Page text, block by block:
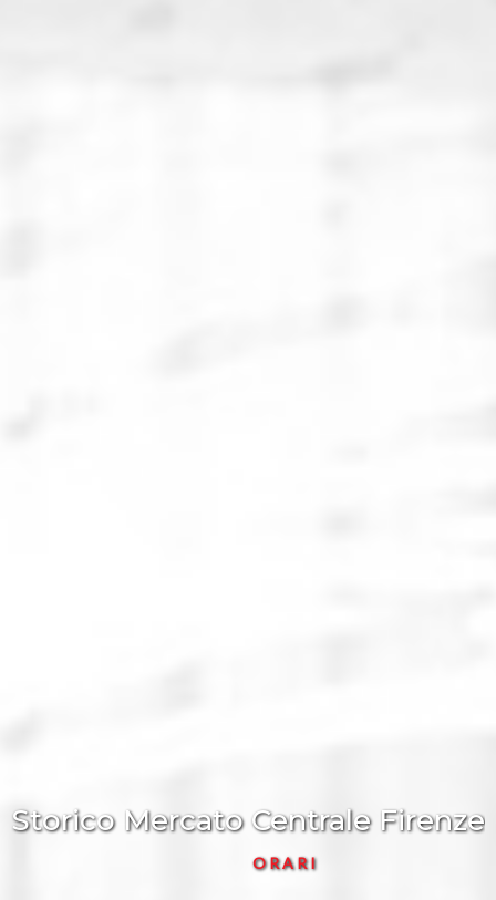
Storico Mercato Centrale Firenze
ORARI